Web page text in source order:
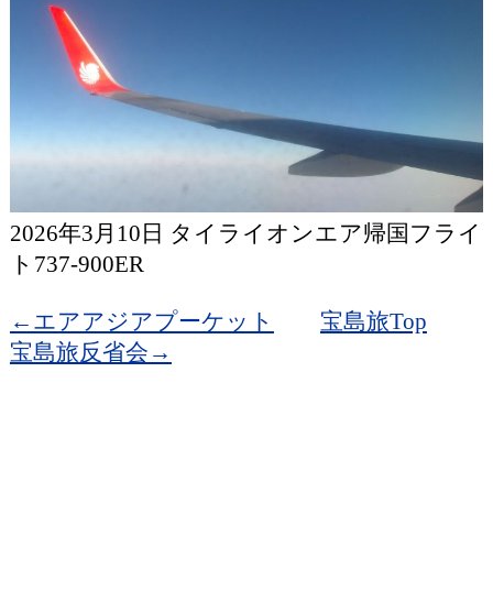
2026年3月10日 タイライオンエア帰国フライ
ト737-900ER
←エアアジアプーケット
宝島旅Top
宝島旅反省会→